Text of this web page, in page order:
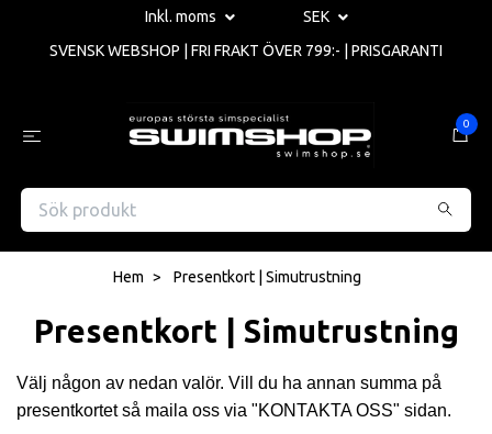
Inkl. moms
SEK
SVENSK WEBSHOP | FRI FRAKT ÖVER 799:- | PRISGARANTI
0
Hem Presentkort | Simutrustning
Presentkort | Simutrustning
Välj någon av nedan valör. Vill du ha annan summa på
presentkortet så maila oss via "KONTAKTA OSS" sidan.